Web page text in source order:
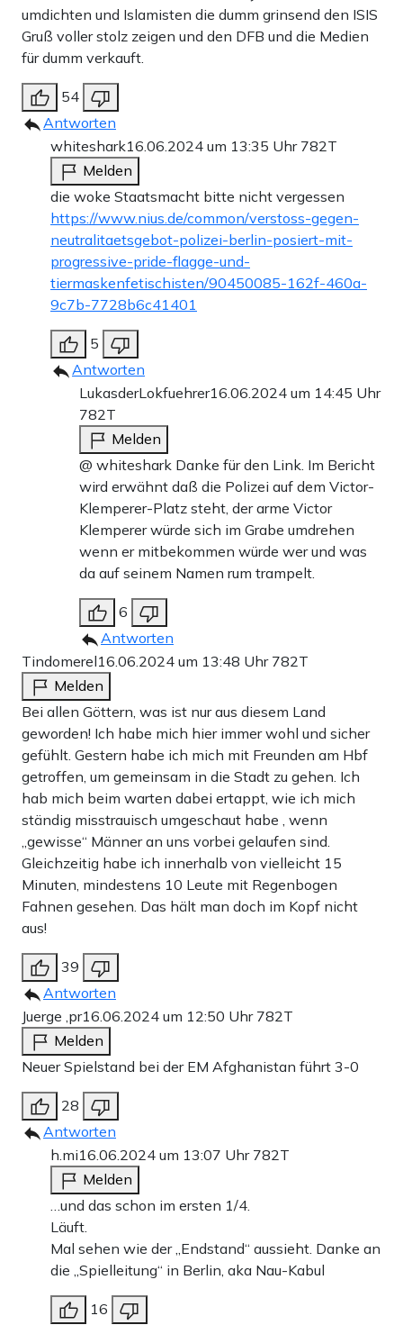
umdichten und Islamisten die dumm grinsend den ISIS
Gruß voller stolz zeigen und den DFB und die Medien
für dumm verkauft.
54
Antworten
whiteshark16.06.2024 um 13:35 Uhr 782T
Melden
die woke Staatsmacht bitte nicht vergessen
https://www.nius.de/common/verstoss-gegen-
neutralitaetsgebot-polizei-berlin-posiert-mit-
progressive-pride-flagge-und-
tiermaskenfetischisten/90450085-162f-460a-
9c7b-7728b6c41401
5
Antworten
LukasderLokfuehrer16.06.2024 um 14:45 Uhr
782T
Melden
@ whiteshark Danke für den Link. Im Bericht
wird erwähnt daß die Polizei auf dem Victor-
Klemperer-Platz steht, der arme Victor
Klemperer würde sich im Grabe umdrehen
wenn er mitbekommen würde wer und was
da auf seinem Namen rum trampelt.
6
Antworten
Tindomerel16.06.2024 um 13:48 Uhr 782T
Melden
Bei allen Göttern, was ist nur aus diesem Land
geworden! Ich habe mich hier immer wohl und sicher
gefühlt. Gestern habe ich mich mit Freunden am Hbf
getroffen, um gemeinsam in die Stadt zu gehen. Ich
hab mich beim warten dabei ertappt, wie ich mich
ständig misstrauisch umgeschaut habe , wenn
„gewisse“ Männer an uns vorbei gelaufen sind.
Gleichzeitig habe ich innerhalb von vielleicht 15
Minuten, mindestens 10 Leute mit Regenbogen
Fahnen gesehen. Das hält man doch im Kopf nicht
aus!
39
Antworten
Juerge ,pr16.06.2024 um 12:50 Uhr 782T
Melden
Neuer Spielstand bei der EM Afghanistan führt 3-0
28
Antworten
h.mi16.06.2024 um 13:07 Uhr 782T
Melden
…und das schon im ersten 1/4.
Läuft.
Mal sehen wie der „Endstand“ aussieht. Danke an
die „Spielleitung“ in Berlin, aka Nau-Kabul
16